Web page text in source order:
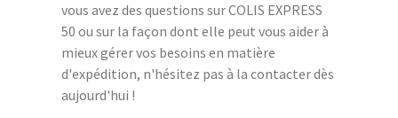
vous avez des questions sur COLIS EXPRESS
50 ou sur la façon dont elle peut vous aider à
mieux gérer vos besoins en matière
d'expédition, n'hésitez pas à la contacter dès
aujourd'hui !